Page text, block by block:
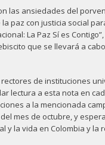
las ansiedades del
paz con justicia social
La Paz Sí es
que se llevará a
de instituciones
lectura a esta nota en
a la mencionada
mes de octubre, y
y la vida en Colombia y la